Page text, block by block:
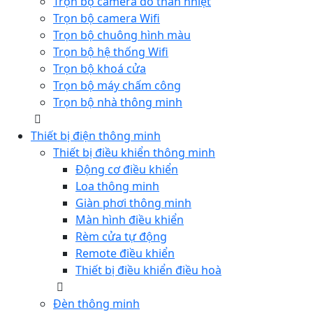
Trọn bộ camera Wifi
Trọn bộ chuông hình màu
Trọn bộ hệ thống Wifi
Trọn bộ khoá cửa
Trọn bộ máy chấm công
Trọn bộ nhà thông minh
Thiết bị điện thông minh
Thiết bị điều khiển thông minh
Động cơ điều khiển
Loa thông minh
Giàn phơi thông minh
Màn hình điều khiển
Rèm cửa tự động
Remote điều khiển
Thiết bị điều khiển điều hoà
Đèn thông minh